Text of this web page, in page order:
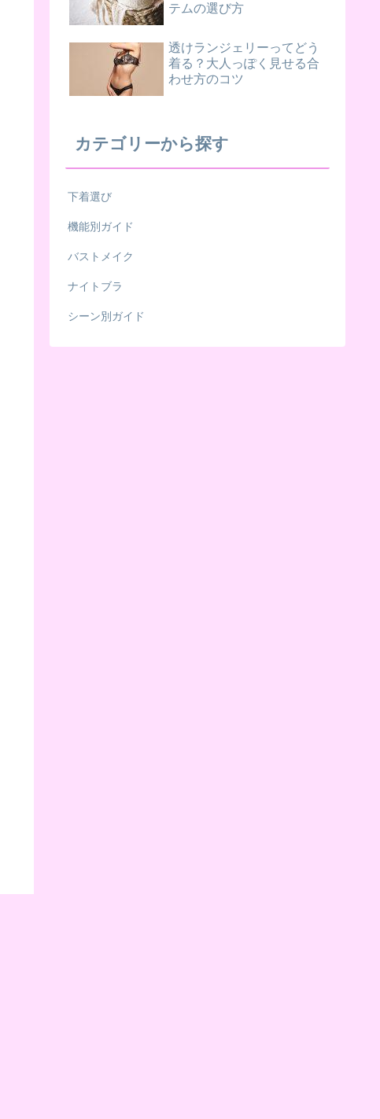
テムの選び方
透けランジェリーってどう
着る？大人っぽく見せる合
わせ方のコツ
カテゴリーから探す
下着選び
機能別ガイド
バストメイク
ナイトブラ
シーン別ガイド